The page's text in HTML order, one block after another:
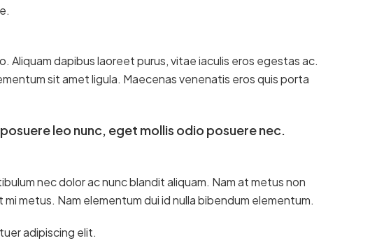
Aliquam dapibus laoreet purus, vitae iaculis eros egestas ac.
sit amet ligula. Maecenas venenatis eros quis porta
leo nunc, eget mollis odio posuere nec.
nec dolor ac nunc blandit aliquam. Nam at metus non
metus. Nam elementum dui id nulla bibendum elementum.
adipiscing elit.